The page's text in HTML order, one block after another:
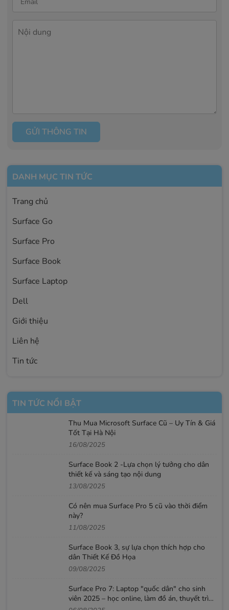
GỬI THÔNG TIN
DANH MỤC TIN TỨC
Trang chủ
Surface Go
Surface Pro
Surface Book
Surface Laptop
Dell
Giới thiệu
Liên hệ
Tin tức
TIN TỨC NỔI BẬT
Thu Mua Microsoft Surface Cũ – Uy Tín & Giá
Tốt Tại Hà Nội
16/08/2025
Surface Book 2 -Lựa chọn lý tưởng cho dân
thiết kế và sáng tạo nội dung
13/08/2025
Có nên mua Surface Pro 5 cũ vào thời điểm
này?
11/08/2025
Surface Book 3, sự lựa chọn thích hợp cho
dân Thiết Kế Đồ Họa
09/08/2025
Surface Pro 7: Laptop "quốc dân" cho sinh
viên 2025 – học online, làm đồ án, thuyết trình
mượt